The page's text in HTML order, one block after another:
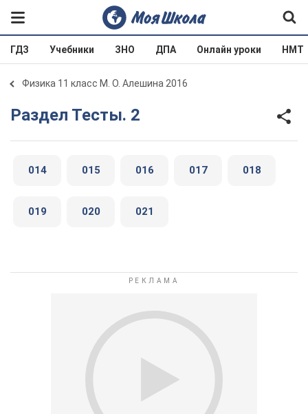
ГДЗ Учебники ЗНО ДПА Онлайн уроки НМТ
Физика 11 класс М. О. Алешина 2016
Раздел Тесты. 2
014 015 016 017 018
019 020 021